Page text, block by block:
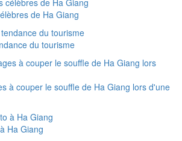
de Ha Giang
du tourisme
à couper le souffle de Ha Giang lors d'une
Ha Giang